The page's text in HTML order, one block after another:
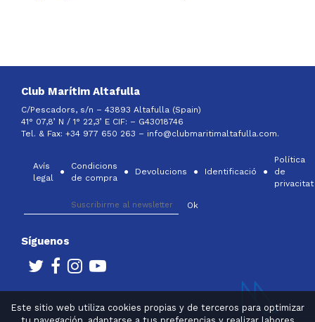
Este sitio web utiliza cookies propias y de terceros para optimizar
Club Marítim Altafulla
C/Pescadors, s/n – 43893 Altafulla (Spain)
41° 07,8’ N / 1° 22,3’ E CIF: – G43018746
Tel. & Fax: +34 977 650 263 – info@clubmaritimaltafulla.com.
Avís
legal
Condicions
de compra
Devolucions Identificació
Política
de
privacitat
Síguenos